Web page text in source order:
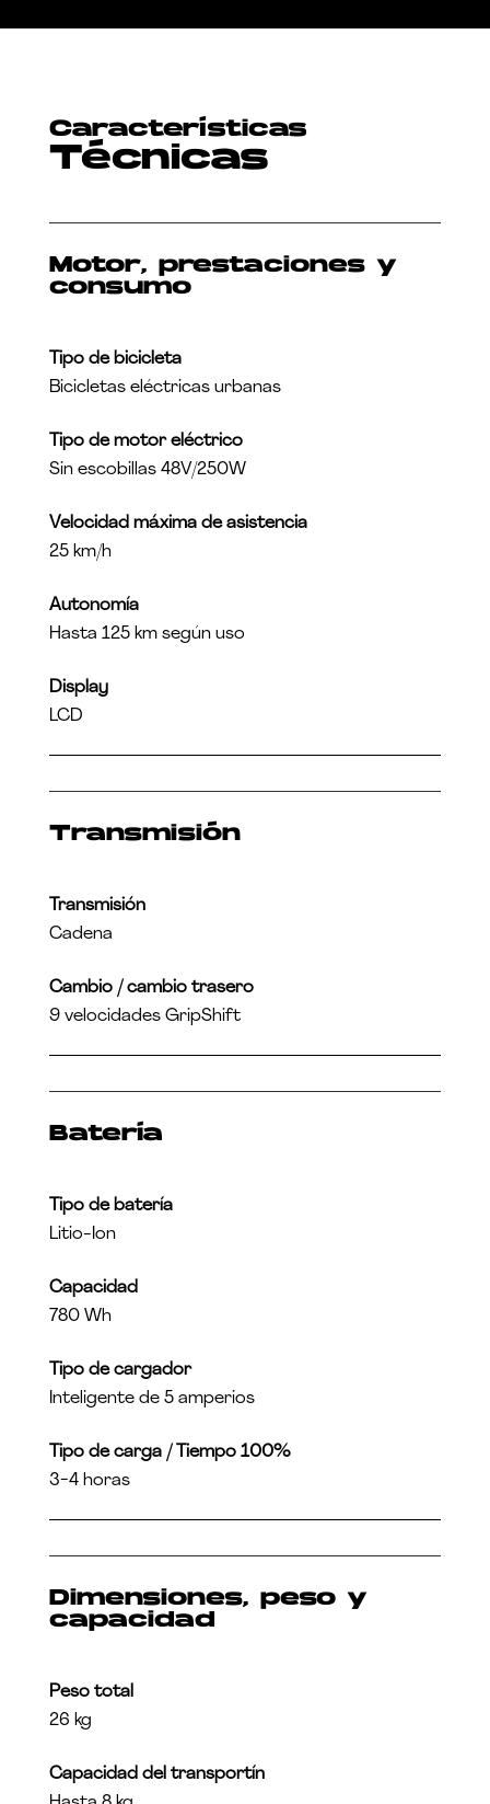
Características
Técnicas
Motor, prestaciones y
consumo
Tipo de bicicleta
Bicicletas eléctricas urbanas
Tipo de motor eléctrico
Sin escobillas 48V/250W
Velocidad máxima de asistencia
25 km/h
Autonomía
Hasta 125 km según uso
Display
LCD
Transmisión
Transmisión
Cadena
Cambio / cambio trasero
9 velocidades GripShift
Batería
Tipo de batería
Litio-Ion
Capacidad
780 Wh
Tipo de cargador
Inteligente de 5 amperios
Tipo de carga / Tiempo 100%
3-4 horas
Dimensiones, peso y
capacidad
Peso total
26 kg
Capacidad del transportín